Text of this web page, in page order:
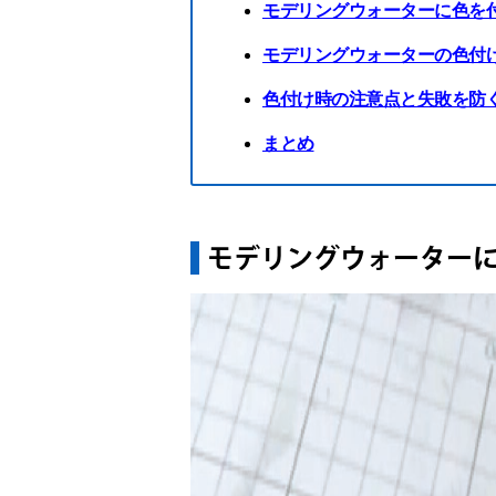
モデリングウォーターに色を
モデリングウォーターの色付
色付け時の注意点と失敗を防
まとめ
モデリングウォーター